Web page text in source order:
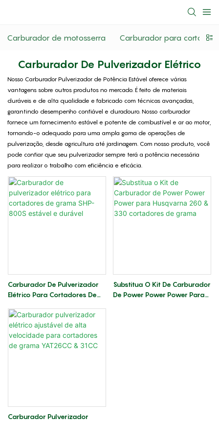
Carburador de motosserra Carburador para corta-
Carburador De Pulverizador Elétrico
Nosso Carburador Pulverizador de Potência Estável oferece várias
vantagens sobre outros produtos no mercado. É feito de materiais
duráveis ​​e de alta qualidade e fabricado com técnicas avançadas,
garantindo desempenho confiável e duradouro. Nosso carburador
fornece um fornecimento estável e potente de combustível e ar ao motor,
tornando-o adequado para uma ampla gama de operações de
pulverização, desde agricultura até jardinagem. Com nosso produto, você
pode confiar que seu pulverizador sempre terá a potência necessária
para realizar o trabalho com eficiência e eficácia.
Carburador De Pulverizador
Elétrico Para Cortadores De
Durável
Substitua O Kit De Carburador
De Power Power Power Para
Carburador Pulverizador